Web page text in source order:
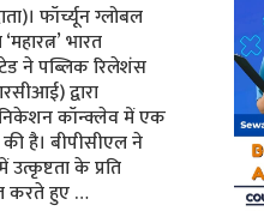
फॉर्च्यून ग्लोबल
भारत
ने पब्लिक रिलेशंस
द्वारा
कॉन्क्लेव में एक
है। बीपीसीएल ने
के प्रति
करते हुए …